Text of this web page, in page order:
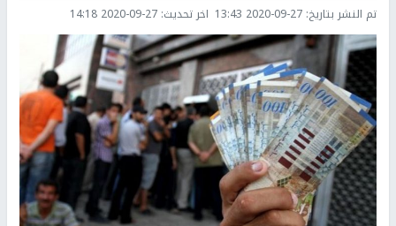
تم النشر بتاريخ: 2020-09-27 13:43 اخر تحديث: 2020-09-27 14:18